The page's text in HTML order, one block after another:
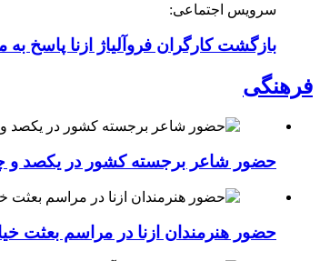
سرویس اجتماعی:
بازگشت کارگران فروآلیاژ ازنا پاسخ
فرهنگی
حضور شاعر برجسته کشور در یکصد و
حضور هنرمندان ازنا در مراسم بعثت